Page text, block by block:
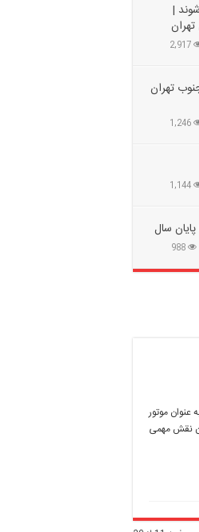
|
2,917
در جنوب تهران
1,246
1,144
988
و کار، به عنوان موتور
نقش مهمی